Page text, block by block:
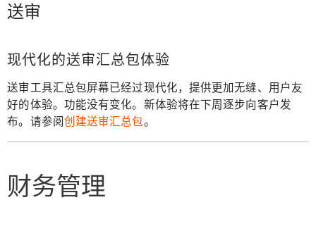
送审
现代化的送审汇总包体验
送审工具汇总包屏幕已经过现代化，提供更加无缝、用户友
好的体验。功能没有变化。新体验将在下周逐步向客户发
布。请参阅 创建送审汇总包。
财务管理